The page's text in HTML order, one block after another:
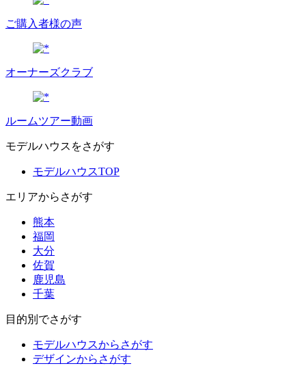
ご購入者様の声
オーナーズクラブ
ルームツアー動画
モデルハウスをさがす
モデルハウスTOP
エリアからさがす
熊本
福岡
大分
佐賀
鹿児島
千葉
目的別でさがす
モデルハウスからさがす
デザインからさがす